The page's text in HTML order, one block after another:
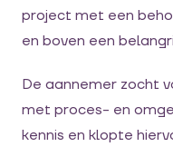
project met een
en boven een
De aannemer zocht
met proces- en
kennis en klopte